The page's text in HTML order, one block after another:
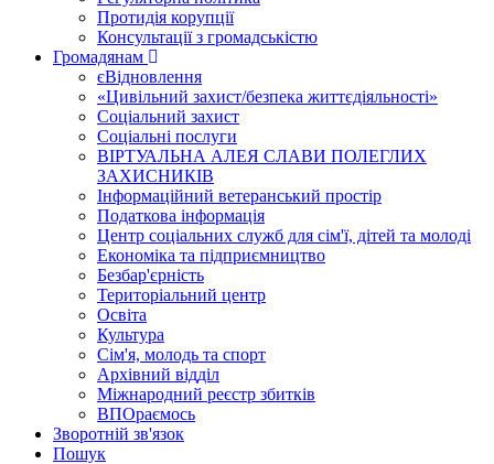
Протидія корупції
Консультації з громадськістю
Громадянам
єВідновлення
«Цивільний захист/безпека життєдіяльності»
Соціальний захист
Соціальні послуги
ВІРТУАЛЬНА АЛЕЯ СЛАВИ ПОЛЕГЛИХ
ЗАХИСНИКІВ
Інформаційний ветеранський простір
Податкова інформація
Центр соціальних служб для сім'ї, дітей та молоді
Економіка та підприємництво
Безбар'єрність
Територіальний центр
Освіта
Культура
Сім'я, молодь та спорт
Архівний відділ
Міжнародний реєстр збитків
ВПОраємось
Зворотній зв'язок
Пошук